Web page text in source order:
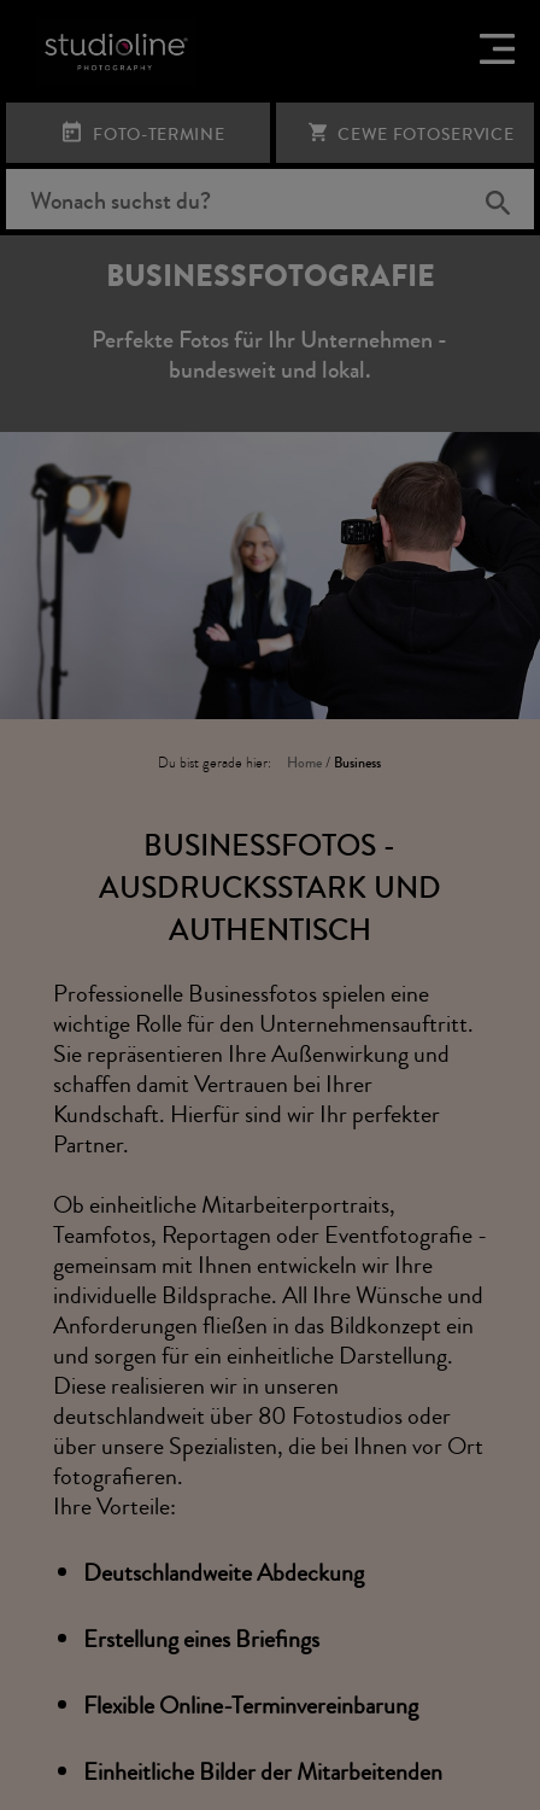
FOTO-TERMINE CEWE FOTOSERVICE
BUSINESSFOTOGRAFIE
Perfekte Fotos für Ihr Unternehmen -
bundesweit und lokal.
Du bist gerade hier: Home / Business
BUSINESSFOTOS -
AUSDRUCKSSTARK UND
AUTHENTISCH
Professionelle Businessfotos spielen eine
wichtige Rolle für den Unternehmensauftritt.
Sie repräsentieren Ihre Außenwirkung und
schaffen damit Vertrauen bei Ihrer
Kundschaft. Hierfür sind wir Ihr perfekter
Partner.
Ob einheitliche Mitarbeiterportraits,
Teamfotos, Reportagen oder Eventfotografie -
gemeinsam mit Ihnen entwickeln wir Ihre
individuelle Bildsprache. All Ihre Wünsche und
Anforderungen fließen in das Bildkonzept ein
und sorgen für ein einheitliche Darstellung.
Diese realisieren wir in unseren
deutschlandweit über 80 Fotostudios oder
über unsere Spezialisten, die bei Ihnen vor Ort
fotografieren.
Ihre Vorteile:
Deutschlandweite Abdeckung
Erstellung eines Briefings
Flexible Online-Terminvereinbarung
Einheitliche Bilder der Mitarbeitenden